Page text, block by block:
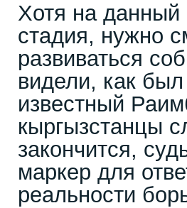
Хотя на
стадия, нужно
развиваться
видели, как
известный
кыргызстанцы
закончится,
маркер для
реальности